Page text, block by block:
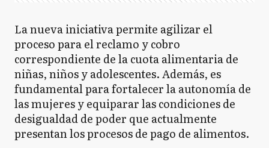
La nueva iniciativa permite agilizar el
proceso para el reclamo y cobro
correspondiente de la cuota alimentaria de
niñas, niños y adolescentes. Además, es
fundamental para fortalecer la autonomía de
las mujeres y equiparar las condiciones de
desigualdad de poder que actualmente
presentan los procesos de pago de alimentos.